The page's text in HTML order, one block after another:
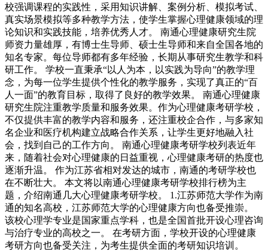
校强调课程的实践性，采用知识讲解、案例分析、模拟考试、
真实场景模拟等多种教学方法，使学生掌握心理健康领域的理
论知识和实践技能，培养优秀人才。 南通心理健康研究生院
师资力量雄厚，有博士生导师、硕士生导师和来自全国各地的
知名专家。每位导师都有多年经验，长期从事研究生教学和科
研工作。 学校一直秉承“以人为本，以实践为导向”的教学理
念，为每一位学生提供个性化的教学服务，实现了真正的“百
人一面”的教育目标，取得了良好的教学效果。 南通心理健康
研究生院注重教学质量和服务效果。作为心理健康考研学校，
不仅提供丰富的教学内容和服务，还注重校企合作，与多家知
名企业和医疗机构建立战略合作关系，让学生更好地融入社
会，找到自己的工作方向。 南通心理健康考研学校列表近年
来，随着社会对心理健康的日益重视，心理健康考研的热度也
逐渐升温。 作为江苏省相对发达的城市，南通的考研学校也
在不断壮大。 本文将以南通心理健康考研学校排行榜为主
题，介绍南通几大心理健康考研学校。 1.江苏师范大学作为南
通的知名高校，江苏师范大学的心理健康方向也备受推崇。
该校心理学专业是国家重点学科，也是全国首批开设心理咨询
与治疗专业的高校之一。 在考研方面，学校开设的心理健康
考研方向也备受关注，为考生提供全面的考研知识培训。